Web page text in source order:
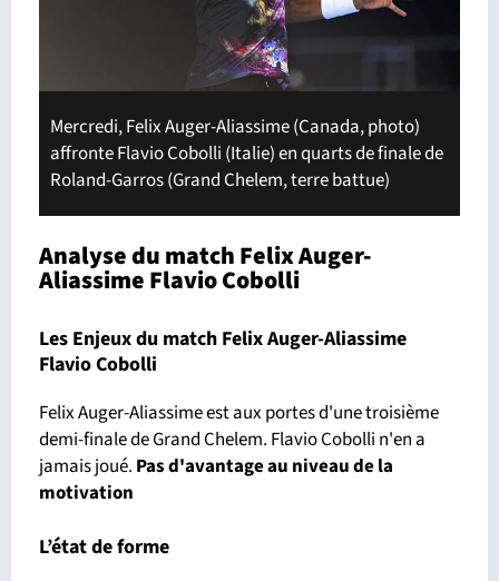
Mercredi, Felix Auger-Aliassime (Canada, photo)
affronte Flavio Cobolli (Italie) en quarts de finale de
Roland-Garros (Grand Chelem, terre battue)
Analyse du match Felix Auger-
Aliassime Flavio Cobolli
Les Enjeux du match Felix Auger-Aliassime
Flavio Cobolli
Felix Auger-Aliassime est aux portes d'une troisième
demi-finale de Grand Chelem. Flavio Cobolli n'en a
jamais joué. Pas d'avantageau niveau de la
motivation
L’état de forme